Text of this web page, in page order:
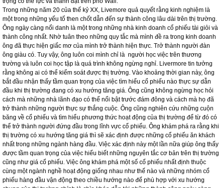
nhà kinh doanh xuất chúng. Năm 1917, Livermore đã lấy lại được danh tiếng
trong làng kinh doanh chứng khoán mà ông đã từng tạo dựng được trên thị
trường Tiền tệ Mỹ. Ngày 13 tháng 5 năm 1917 tờ báo New York giật một hàng tít
lớn. Một nhà giao dịch chứng khoán khét tiếng trên Phố Wall, một tay đầu cơ một
cậu học việc, một nhà kinh tế học hay một kẻ thao túng gây xáo động thị trường
trong những năm gần đây. Tiêu đề bài báo đã mô tả cả Livermore và Bernard
Baruch và hơn thế nữa còn coi họ là những người giao dịch cổ phiếu quan
trọng có thế lực và thành đạt trên phố Wall.
Trong những năm 20 của thế kỷ XX, Livemore quả quyết rằng kinh nghiệm là
một trong những yếu tố then chốt dẫn đến sự thành công lâu dài trên thị trường.
Ông ngày càng nổi danh là một trong những nhà kinh doanh cổ phiếu tài giỏi và
thành công nhất. Nhờ tuân theo những quy tắc mà mình đề ra trong kinh doanh
ông đã thực hiện giấc mơ của mình trở thành hiện thực. Trở thành người đàn
ông giàu có. Tuy vậy, ông luôn coi mình chỉ là người học việc trên thương
trường và luôn coi học tập là quá trình không ngừng nghỉ. Livermore tin tưởng
rằng không ai có thể kiểm soát được thị trường. Vào khoảng thời gian này, ông
bắt đầu nhận thấy tầm quan trọng của việc tìm hiểu cổ phiếu nào thực sự dẫn
đầu khi thị trường đang có xu hướng tăng giá. Ông cũng không ngừng học hỏi
cách mà những nhà lãnh đạo có thể nổi bật trước đám đông và cách mà họ đã
trở thành những người thực sự thắng cuộc. Ông cũng nghiên cứu những cuộn
băng về cổ phiếu và tìm hiểu phương thức hoạt động của thị trường để từ đó có